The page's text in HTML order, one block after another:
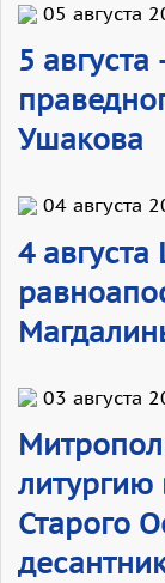
05 августа
5
Ушакова
04 августа
4 августа
03 августа
Старого